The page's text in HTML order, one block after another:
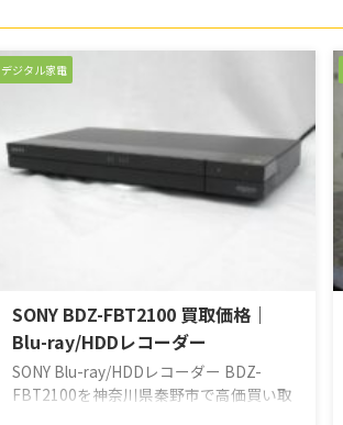
デジタル家電
SONY BDZ-FBT2100 買取価格｜
Blu-ray/HDDレコーダー
SONY Blu-ray/HDDレコーダー BDZ-
FBT2100を神奈川県秦野市で高価買い取